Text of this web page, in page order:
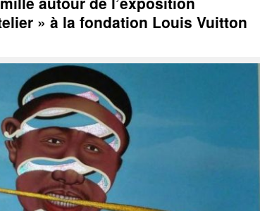
» à la fondation Louis Vuitton